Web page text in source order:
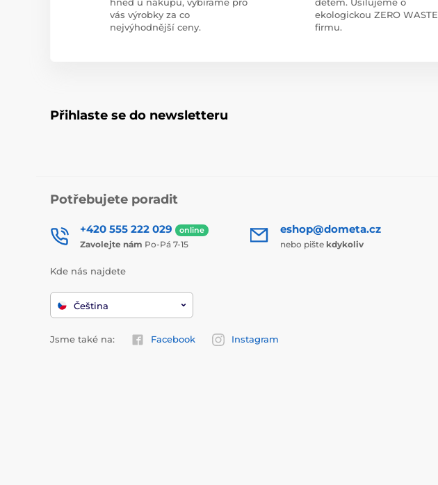
hned u nákupu, vybíráme pro
vás výrobky za co
nejvýhodnější ceny.
dětem. Usilujeme o
ekologickou ZERO WASTE
firmu.
Přihlaste se do newsletteru
Potřebujete poradit
+420 555 222 029 online
Zavolejte nám Po-Pá 7-15
eshop@dometa.cz
nebo pište kdykoliv
Kde nás najdete
Čeština
Jsme také na: Facebook Instagram